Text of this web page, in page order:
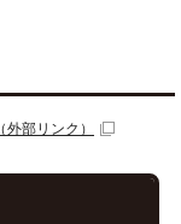
（外部リンク）